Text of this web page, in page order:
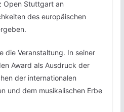
Open Stuttgart an
des europäischen
die Veranstaltung. In seiner
Award als Ausdruck der
der internationalen
und dem musikalischen Erbe